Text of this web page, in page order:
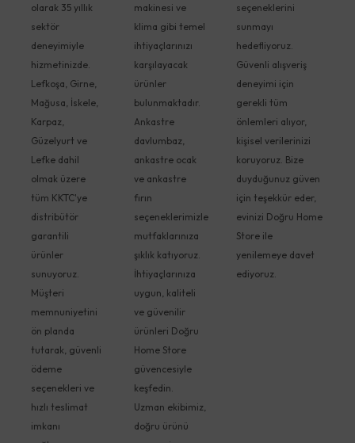
olarak 35 yıllık
sektör
deneyimiyle
hizmetinizde.
Lefkoşa, Girne,
Mağusa, İskele,
Karpaz,
Güzelyurt ve
Lefke dahil
olmak üzere
tüm KKTC'ye
distribütör
garantili
ürünler
sunuyoruz.
Müşteri
memnuniyetini
ön planda
tutarak, güvenli
ödeme
seçenekleri ve
hızlı teslimat
imkanı
makinesi ve
klima gibi temel
ihtiyaçlarınızı
karşılayacak
ürünler
bulunmaktadır.
Ankastre
davlumbaz,
ankastre ocak
ve ankastre
fırın
seçeneklerimizle
mutfaklarınıza
şıklık katıyoruz.
İhtiyaçlarınıza
uygun, kaliteli
ve güvenilir
ürünleri Doğru
Home Store
güvencesiyle
keşfedin.
Uzman ekibimiz,
doğru ürünü
seçeneklerini
sunmayı
hedefliyoruz.
Güvenli alışveriş
deneyimi için
gerekli tüm
önlemleri alıyor,
kişisel verilerinizi
koruyoruz. Bize
duyduğunuz güven
için teşekkür eder,
evinizi Doğru Home
Store ile
yenilemeye davet
ediyoruz.